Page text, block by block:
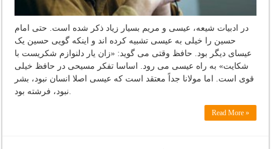
در ادبیات شیعه، عیسی و مریم بسیار زیاد ذکر شده است. حتی امام
حسین را خیلی به عیسی تشبیه کرده اند و اینکه گویی حسین یک
عیسای دیگر بود. حافظ وقتی می گوید: «زان یار دلنوازم شکریست با
شکایت» به راه عیسی می رود. اساسا تفکر مسیحی در حافظ خیلی
قوی است. اما مولانا جداً معتقد است که عیسی اصلا انسان نبود، بشر
نبود، فرشته بود.
Read More »